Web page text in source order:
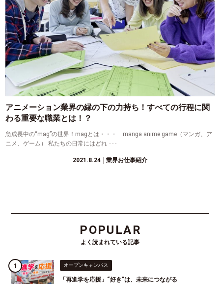
アニメーション業界の縁の下の力持ち！すべての行程に関
わる重要な職業とは！？
急成長中の“mag”の世界！magとは・・・ manga anime game（マンガ、ア
ニメ、ゲーム） 私たちの日常にはどれ ･･･
2021.8.24 │業界お仕事紹介
POPULAR
よく読まれている記事
オープンキャンパス
「再進学を応援」“好き”は、未来につながる